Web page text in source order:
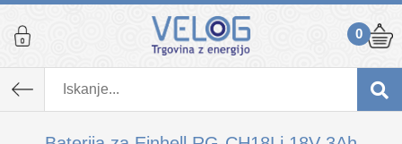
0
K izdelku, ki ste ga dodali v košarico,
priporočamo tudi...